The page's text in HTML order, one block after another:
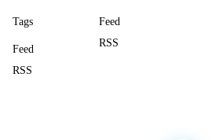
Tags
Feed
RSS
Feed
RSS